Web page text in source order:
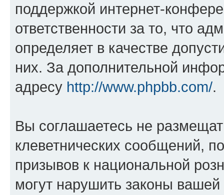
поддержкой интернет-
ответственности за то, что
определяет в качестве
них. За дополнительной
адресу http://www.phpbb.com/.
Вы соглашаетесь не
клеветнических сообщений,
призывов к национальной
могут нарушить законы